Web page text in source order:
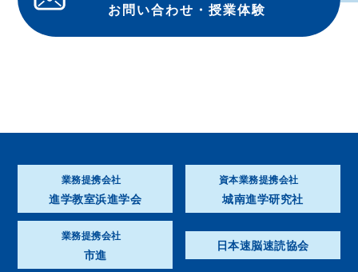
お問い合わせ・授業体験
業務提携会社
進学教室浜進学会
資本業務提携会社
城南進学研究社
業務提携会社
市進
日本速脳速読協会